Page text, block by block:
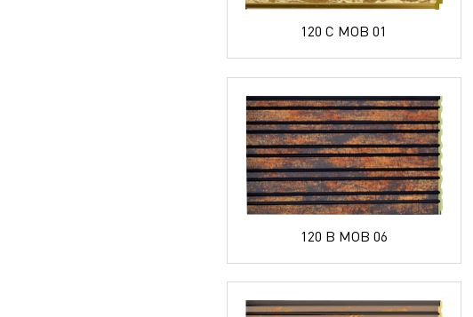
120 C MOB 01
120 B MOB 06